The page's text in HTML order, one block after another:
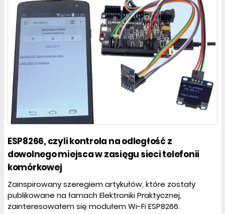
ESP8266, czyli kontrola na odległość z
dowolnego miejsca w zasięgu sieci telefonii
komórkowej
Zainspirowany szeregiem artykułów, które zostały
publikowane na łamach Elektroniki Praktycznej,
zainteresowałem się modułem Wi-Fi ESP8266.